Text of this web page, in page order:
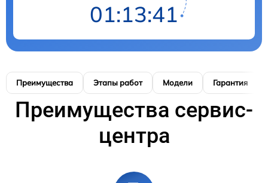
01:13:40
Преимущества Этапы работ Модели Гарантия
Преимущества сервис-
центра